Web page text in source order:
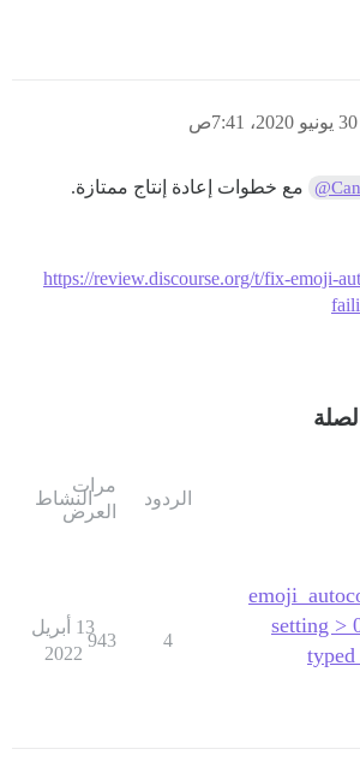
30 يونيو 2020، 7:41ص
مع خطوات إعادة إنتاج ممتازة.
https://review.discourse.org/t/fix-emoji-
الردود
مرات
العرض
النشاط
setting >
4
943
13 أبريل
2022